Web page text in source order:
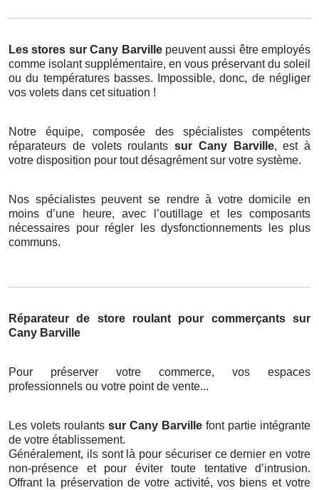
Les stores sur Cany Barville peuvent aussi être employés
comme isolant supplémentaire, en vous préservant du soleil
ou du températures basses. Impossible, donc, de négliger
vos volets dans cet situation !
Notre équipe, composée des spécialistes compétents
réparateurs de volets roulants sur Cany Barville, est à
votre disposition pour tout désagrément sur votre système.
Nos spécialistes peuvent se rendre à votre domicile en
moins d’une heure, avec l’outillage et les composants
nécessaires pour régler les dysfonctionnements les plus
communs.
Réparateur de store roulant pour commerçants sur
Cany Barville
Pour préserver votre commerce, vos espaces
professionnels ou votre point de vente...
Les volets roulants sur Cany Barville font partie intégrante
de votre établissement.
Généralement, ils sont là pour sécuriser ce dernier en votre
non-présence et pour éviter toute tentative d’intrusion.
Offrant la préservation de votre activité, vos biens et votre